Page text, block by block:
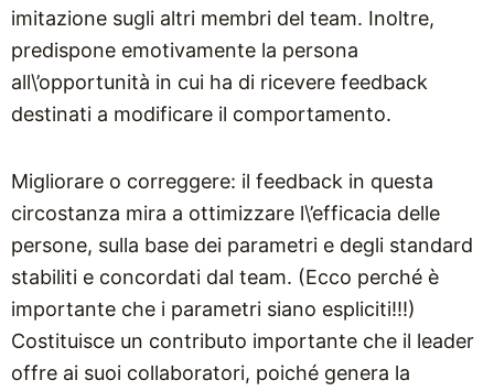
imitazione sugli altri membri del team. Inoltre,
predispone emotivamente la persona
all\’opportunità in cui ha di ricevere feedback
destinati a modificare il comportamento.
Migliorare o correggere: il feedback in questa
circostanza mira a ottimizzare l\’efficacia delle
persone, sulla base dei parametri e degli standard
stabiliti e concordati dal team. (Ecco perché è
importante che i parametri siano espliciti!!!)
Costituisce un contributo importante che il leader
offre ai suoi collaboratori, poiché genera la